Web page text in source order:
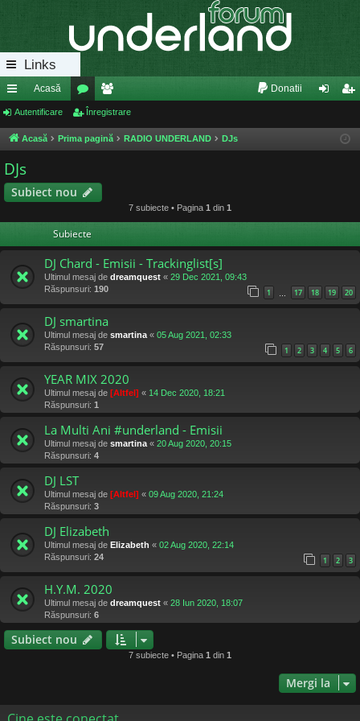
Links
eg
ăt
uri
ra
Acasă
or
u
uri
e
m
Donatii
eg
Autentificare Înregistrare
Acasă Prima pagină RADIO UNDERLAND DJs
DJs
Subiect nou
7 subiecte • Pagina 1 din 1
Subiecte
DJ Chard - Emisii - Trackinglist[s]
Ultimul mesaj de dreamquest « 29 Dec 2021, 09:43
Răspunsuri: 190 1 17 18 19 20
DJ smartina
Ultimul mesaj de smartina « 05 Aug 2021, 02:33
Răspunsuri: 57 1 2 3 4 5 6
YEAR MIX 2020
Ultimul mesaj de [Altfel] « 14 Dec 2020, 18:21
Răspunsuri: 1
La Multi Ani #underland - Emisii
Ultimul mesaj de smartina « 20 Aug 2020, 20:15
Răspunsuri: 4
DJ LST
Ultimul mesaj de [Altfel] « 09 Aug 2020, 21:24
Răspunsuri: 3
DJ Elizabeth
Ultimul mesaj de Elizabeth « 02 Aug 2020, 22:14
Răspunsuri: 24 1 2 3
H.Y.M. 2020
Ultimul mesaj de dreamquest « 28 Iun 2020, 18:07
Răspunsuri: 6
Subiect nou
7 subiecte • Pagina 1 din 1
Mergi la